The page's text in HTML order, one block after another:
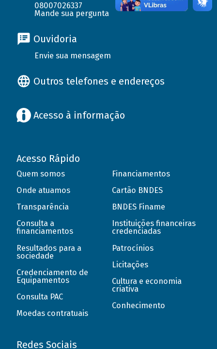
08007026337
Mande sua pergunta
Ouvidoria
Envie sua mensagem
Outros telefones e endereços
Acesso à informação
Acesso Rápido
Quem somos
Onde atuamos
Transparência
Consulta a
financiamentos
Resultados para a
sociedade
Credenciamento de
Equipamentos
Consulta PAC
Moedas contratuais
Financiamentos
Cartão BNDES
BNDES Finame
Instituições financeiras
credenciadas
Patrocínios
Licitações
Cultura e economia
criativa
Conhecimento
Redes Sociais